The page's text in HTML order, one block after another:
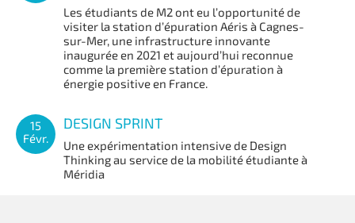
Les étudiants de M2 ont eu l’opportunité de
visiter la station d’épuration Aéris à Cagnes-
sur-Mer, une infrastructure innovante
inaugurée en 2021 et aujourd’hui reconnue
comme la première station d’épuration à
énergie positive en France.
15
Févr.
DESIGN SPRINT
Une expérimentation intensive de Design
Thinking au service de la mobilité étudiante à
Méridia